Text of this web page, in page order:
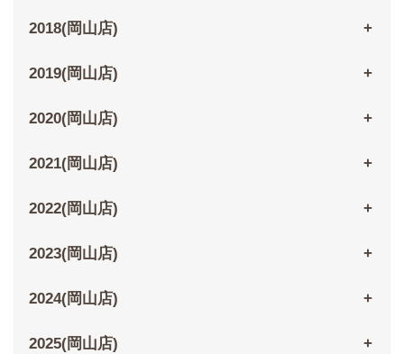
2018(岡山店)
2019(岡山店)
2020(岡山店)
2021(岡山店)
2022(岡山店)
2023(岡山店)
2024(岡山店)
2025(岡山店)